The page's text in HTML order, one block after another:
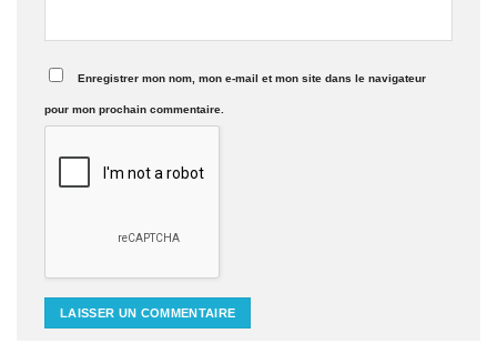
Enregistrer mon nom, mon e-mail et mon site dans le navigateur
pour mon prochain commentaire.